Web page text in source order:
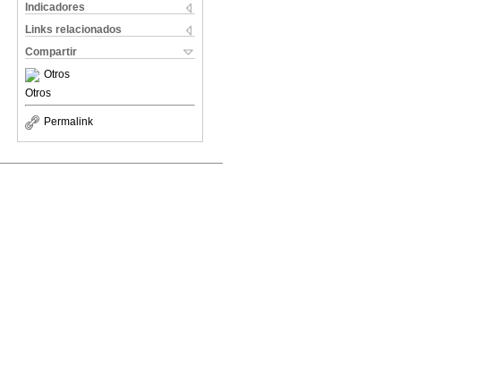
Indicadores
Links relacionados
Compartir
Otros
Otros
Permalink